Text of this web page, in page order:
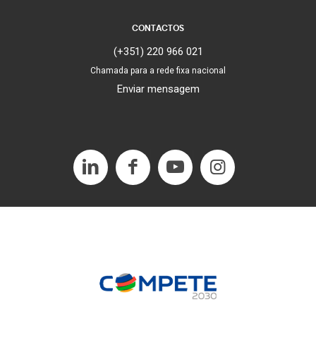
CONTACTOS
(+351) 220 966 021
Chamada para a rede fixa nacional
Enviar mensagem